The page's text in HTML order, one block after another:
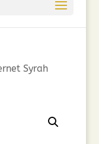
Syrah